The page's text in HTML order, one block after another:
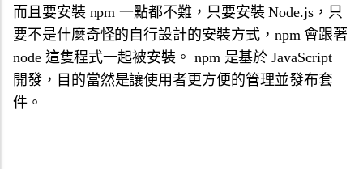
而且要安裝 npm 一點都不難，只要安裝 Node.js，只
要不是什麼奇怪的自行設計的安裝方式，npm 會跟著
node 這隻程式一起被安裝。 npm 是基於 JavaScript
開發， 目的當然是讓使用者更方便的管理並發布套
件。